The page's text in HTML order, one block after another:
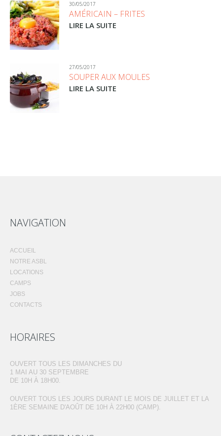
30/05/2017
AMÉRICAIN – FRITES
LIRE LA SUITE
27/05/2017
SOUPER AUX MOULES
LIRE LA SUITE
NAVIGATION
ACCUEIL
NOTRE ASBL
LOCATIONS
CAMPS
JOBS
CONTACTS
HORAIRES
OUVERT TOUS LES DIMANCHES DU
1 MAI AU 30 SEPTEMBRE
DE 10H À 18H00.
OUVERT TOUS LES JOURS DURANT LE MOIS DE JUILLET ET LA
1ÈRE SEMAINE D'AOÛT DE 10H À 22H00 (CAMP).